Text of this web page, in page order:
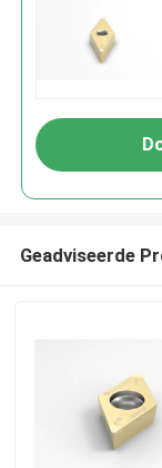
Geadviseerde